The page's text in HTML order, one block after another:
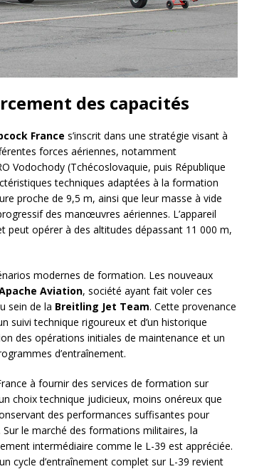
des capacités
France s’inscrit dans une stratégie visant à
forces aériennes, notamment
Vodochody (Tchécoslovaquie, puis République
techniques adaptées à la formation
proche de 9,5 m, ainsi que leur masse à vide
des manœuvres aériennes. L’appareil
peut opérer à des altitudes dépassant 11 000 m,
modernes de formation. Les nouveaux
Aviation, société ayant fait voler ces
sein de la Breitling Jet Team. Cette provenance
suivi technique rigoureux et d’un historique
des opérations initiales de maintenance et un
d’entraînement.
à fournir des services de formation sur
choix technique judicieux, moins onéreux que
des performances suffisantes pour
le marché des formations militaires, la
intermédiaire comme le L-39 est appréciée.
cycle d’entraînement complet sur L-39 revient